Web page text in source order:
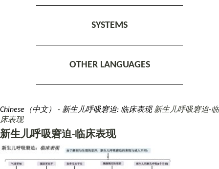
SYSTEMS
OTHER LANGUAGES
Chinese（中文） 新生儿呼吸窘迫: 临床表现 新生儿呼吸窘迫-临
床表现
新生儿呼吸窘迫-临床表现